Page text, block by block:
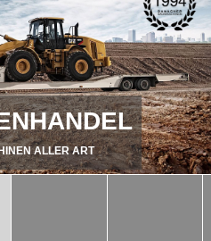
ALLER ART